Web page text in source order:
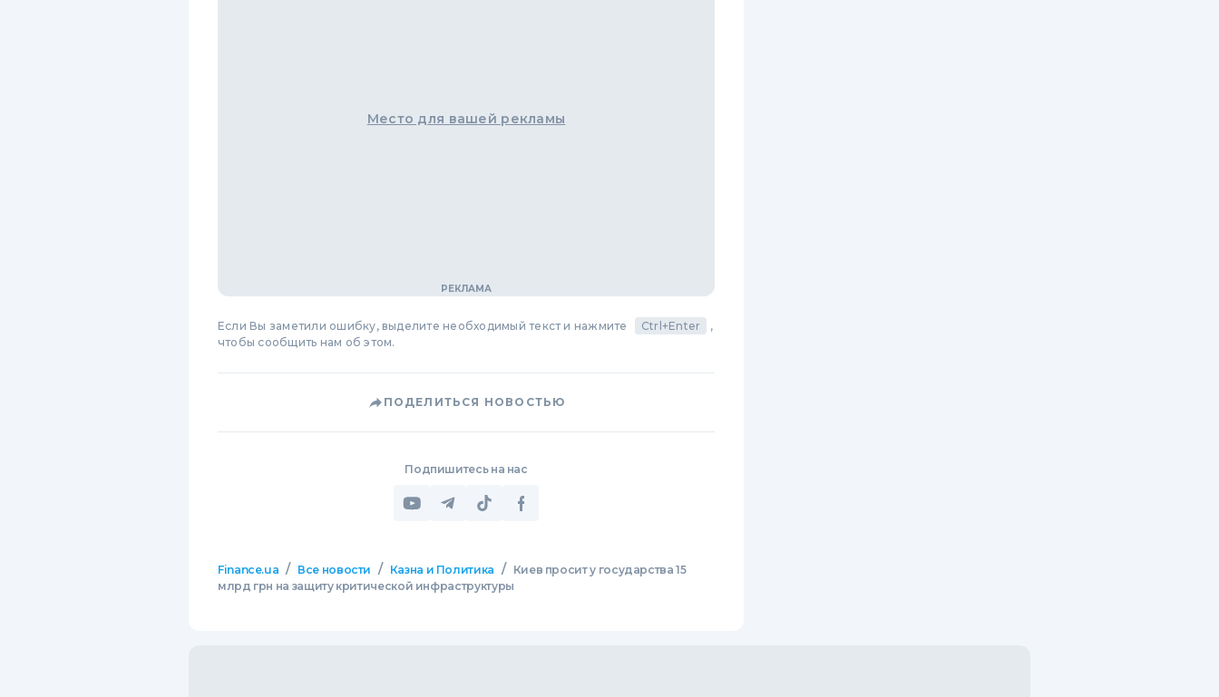
Место для вашей рекламы
Если Вы заметили ошибку, выделите необходимый текст и нажмите Ctrl+Enter
,
чтобы сообщить нам об этом.
ПОДЕЛИТЬСЯ НОВОСТЬЮ
Подпишитесь на нас
Finance.ua / Все новости / Казна и Политика /
Киев просит у государства 15
млрд грн на защиту критической инфраструктуры